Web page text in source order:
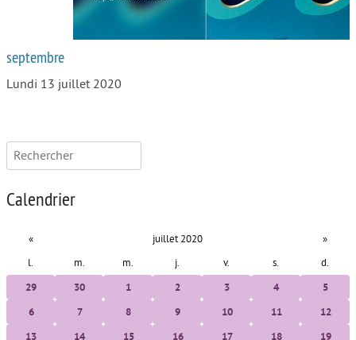
septembre
Lundi 13 juillet 2020
Rechercher :
Calendrier
« juillet 2020 »
l. m. m. j. v. s. d.
29 30 1 2 3 4 5
6 7 8 9 10 11 12
13 14 15 16 17 18 19